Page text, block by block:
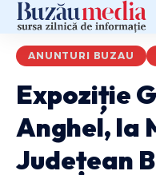
ANUNTURI BUZAU
Expoziție
Anghel, la
Județean